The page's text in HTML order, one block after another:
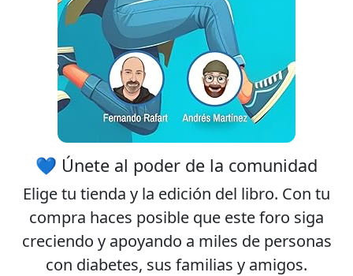
💙 Únete al poder de la comunidad
Elige tu tienda y la edición del libro. Con tu
compra haces posible que este foro siga
creciendo y apoyando a miles de personas
con diabetes, sus familias y amigos.